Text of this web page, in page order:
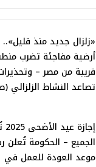
«زلزال جديد منذ
أرضية مفاجئة تضرب
قريبة من مصر –
تصاعد النشاط الزلزالي
الجميع – الحكومة تُعلن
موعد العودة للعمل في